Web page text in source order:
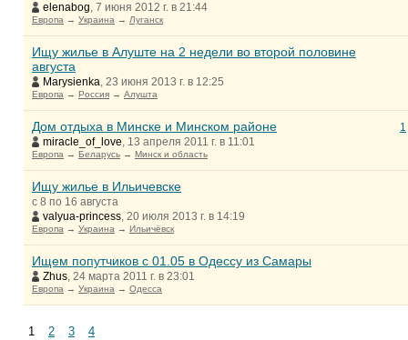
elenabog, 7 июня 2012 г. в 21:44
Европа → Украина → Луганск
Ищу жилье в Алуште на 2 недели во второй половине
августа
Marysienka, 23 июня 2013 г. в 12:25
Европа → Россия → Алушта
1
Дом отдыха в Минске и Минском районе
miracle_of_love, 13 апреля 2011 г. в 11:01
Европа → Беларусь → Минск и область
Ищу жилье в Ильичевске
с 8 по 16 августа
valyua-princess, 20 июля 2013 г. в 14:19
Европа → Украина → Ильичёвск
Ищем попутчиков с 01.05 в Одессу из Самары
Zhus, 24 марта 2011 г. в 23:01
Европа → Украина → Одесса
1 2 3 4